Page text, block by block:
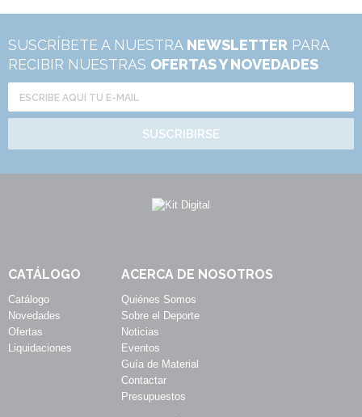
SUSCRÍBETE A NUESTRA NEWSLETTER PARA
RECIBIR NUESTRAS OFERTAS Y NOVEDADES
SUSCRIBIRSE
CATÁLOGO
Catálogo
Novedades
Ofertas
Liquidaciones
ACERCA DE NOSOTROS
Quiénes Somos
Sobre el Deporte
Noticias
Eventos
Guía de Material
Contactar
Presupuestos